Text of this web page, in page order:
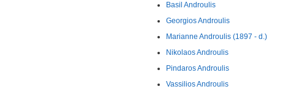
Basil Androulis
Georgios Androulis
Marianne Androulis (1897 - d.)
Nikolaos Androulis
Pindaros Androulis
Vassilios Androulis